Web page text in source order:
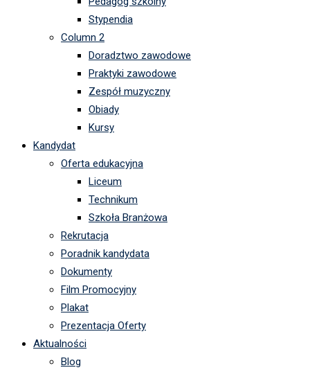
Stypendia
Column 2
Doradztwo zawodowe
Praktyki zawodowe
Zespół muzyczny
Obiady
Kursy
Kandydat
Oferta edukacyjna
Liceum
Technikum
Szkoła Branżowa
Rekrutacja
Poradnik kandydata
Dokumenty
Film Promocyjny
Plakat
Prezentacja Oferty
Aktualności
Blog